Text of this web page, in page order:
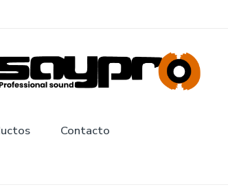
Contacto